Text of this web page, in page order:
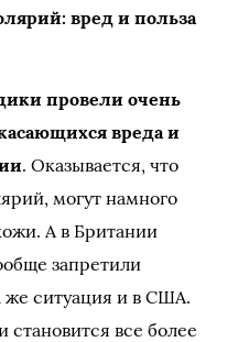
вред и польза
провели очень
вреда и
. Оказывается, что
могут намного
А в Британии
запретили
ситуация и в США.
становится все более